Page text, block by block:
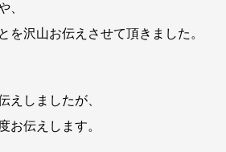
、
を沢山お伝えさせて頂きました。
えしましたが、
お伝えします。